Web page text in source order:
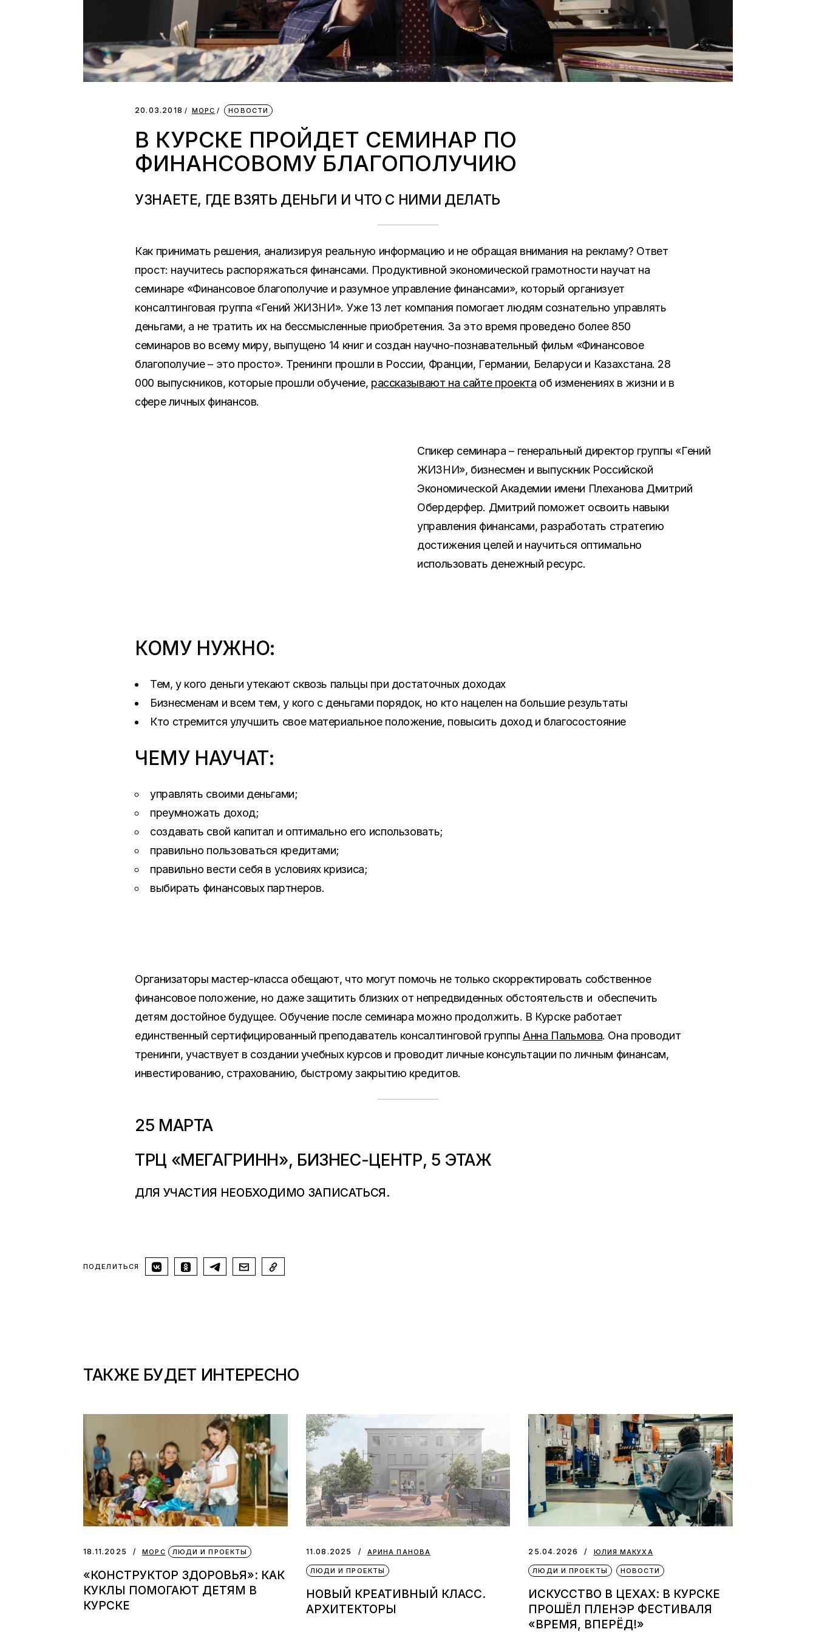
20.03.2018 МОРС НОВОСТИ
В КУРСКЕ ПРОЙДЕТ СЕМИНАР ПО
ФИНАНСОВОМУ БЛАГОПОЛУЧИЮ
УЗНАЕТЕ, ГДЕ ВЗЯТЬ ДЕНЬГИ И ЧТО С НИМИ ДЕЛАТЬ
Как принимать решения, анализируя реальную информацию и не обращая внимания на рекламу? Ответ
прост: научитесь распоряжаться финансами. Продуктивной экономической грамотности научат на
семинаре «Финансовое благополучие и разумное управление финансами», который организует
консалтинговая группа «Гений ЖИЗНИ». Уже 13 лет компания помогает людям сознательно управлять
деньгами, а не тратить их на бессмысленные приобретения. За это время проведено более 850
семинаров во всему миру, выпущено 14 книг и создан научно-познавательный фильм «Финансовое
благополучие – это просто». Тренинги прошли в России, Франции, Германии, Беларуси и Казахстана. 28
000 выпускников, которые прошли обучение, рассказывают на сайте проекта об изменениях в жизни и в
сфере личных финансов.
Спикер семинара – генеральный директор группы «Гений
ЖИЗНИ», бизнесмен и выпускник Российской
Экономической Академии имени Плеханова Дмитрий
Обердерфер. Дмитрий поможет освоить навыки
управления финансами, разработать стратегию
достижения целей и научиться оптимально
использовать денежный ресурс.
КОМУ НУЖНО:
Тем, у кого деньги утекают сквозь пальцы при достаточных доходах
Бизнесменам и всем тем, у кого с деньгами порядок, но кто нацелен на большие результаты
Кто стремится улучшить свое материальное положение, повысить доход и благосостояние
ЧЕМУ НАУЧАТ:
управлять своими деньгами;
преумножать доход;
создавать свой капитал и оптимально его использовать;
правильно пользоваться кредитами;
правильно вести себя в условиях кризиса;
выбирать финансовых партнеров.
Организаторы мастер-класса обещают, что могут помочь не только скорректировать собственное
финансовое положение, но даже защитить близких от непредвиденных обстоятельств и обеспечить
детям достойное будущее. Обучение после семинара можно продолжить. В Курске работает
единственный сертифицированный преподаватель консалтинговой группы Анна Пальмова. Она проводит
тренинги, участвует в создании учебных курсов и проводит личные консультации по личным финансам,
инвестированию, страхованию, быстрому закрытию кредитов.
25 МАРТА
ТРЦ «МЕГАГРИНН», БИЗНЕС-ЦЕНТР, 5 ЭТАЖ
ДЛЯ УЧАСТИЯ НЕОБХОДИМО ЗАПИСАТЬСЯ.
ПОДЕЛИТЬСЯ
ТАКЖЕ БУДЕТ ИНТЕРЕСНО
18.11.2025 МОРС ЛЮДИ И ПРОЕКТЫ
«КОНСТРУКТОР ЗДОРОВЬЯ»: КАК
КУКЛЫ ПОМОГАЮТ ДЕТЯМ В
КУРСКЕ
11.08.2025 АРИНА ПАНОВА
ЛЮДИ И ПРОЕКТЫ
НОВЫЙ КРЕАТИВНЫЙ КЛАСС.
АРХИТЕКТОРЫ
25.04.2026 ЮЛИЯ МАКУХА
ЛЮДИ И ПРОЕКТЫ НОВОСТИ
ИСКУССТВО В ЦЕХАХ: В КУРСКЕ
ПРОШЁЛ ПЛЕНЭР ФЕСТИВАЛЯ
«ВРЕМЯ, ВПЕРЁД!»